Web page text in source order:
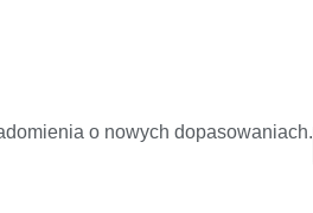
o nowych dopasowaniach.